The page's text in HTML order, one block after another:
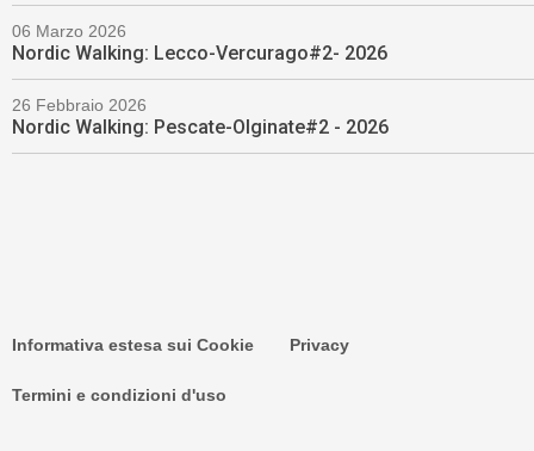
06 Marzo 2026
Nordic Walking: Lecco-Vercurago#2- 2026
26 Febbraio 2026
Nordic Walking: Pescate-Olginate#2 - 2026
Informativa estesa sui Cookie Privacy
Termini e condizioni d'uso